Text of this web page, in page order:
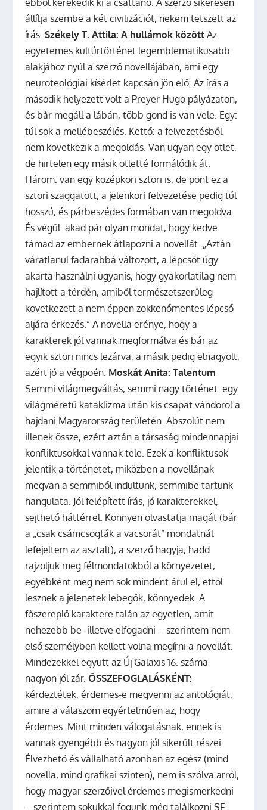
ebből kerekedik ki a csattanó. A szerző sikeresen
állítja szembe a két civilizációt, nekem tetszett az
írás.Székely T. Attila: A hullámok között Az
egyetemes kultúrtörténet legemblematikusabb
alakjához nyúl a szerző novellájában, ami egy
neuroteológiai kísérlet kapcsán jön elő. Az írás a
második helyezett volt a Preyer Hugo pályázaton,
és bár megáll a lábán, több gond is van vele. Egy:
túl sok a mellébeszélés. Kettő: a felvezetésből
nem következik a megoldás. Van ugyan egy ötlet,
de hirtelen egy másik ötletté formálódik át.
Három: van egy középkori sztori is, de pont ez a
sztori szaggatott, a jelenkori felvezetése pedig túl
hosszú, és párbeszédes formában van megoldva.
És végül: akad pár olyan mondat, hogy kedve
támad az embernek átlapozni a novellát. „Aztán
váratlanul fadarabbá változott, a lépcsőt úgy
akarta használni ugyanis, hogy gyakorlatilag nem
hajlított a térdén, amiből természetszerűleg
következett a nem éppen zökkenőmentes lépcső
aljára érkezés.” A novella erénye, hogy a
karakterek jól vannak megformálva és bár az
egyik sztori nincs lezárva, a másik pedig elnagyolt,
azért jó a végpoén. Moskát Anita: Talentum
Semmi világmegváltás, semmi nagy történet: egy
világméretű kataklizma után kis csapat vándorol a
hajdani Magyarország területén. Abszolút nem
illenek össze, ezért aztán a társaság mindennapjai
konfliktusokkal vannak tele. Ezek a konfliktusok
jelentik a történetet, miközben a novellának
megvan a semmiből indultunk, semmibe tartunk
hangulata. Jól felépített írás, jó karakterekkel,
sejthető háttérrel. Könnyen olvastatja magát (bár
a „csak csámcsogták a vacsorát” mondatnál
lefejeltem az asztalt), a szerző hagyja, hadd
rajzoljuk meg félmondatokból a környezetet,
egyébként meg nem sok mindent árul el, ettől
lesznek a jelenetek lebegők, könnyedek. A
főszereplő karaktere talán az egyetlen, amit
nehezebb be- illetve elfogadni – szerintem nem
első személyben kellett volna megírni a novellát.
Mindezekkel együtt az Új Galaxis 16. száma
nagyon jól zár.ÖSSZEFOGLALÁSKÉNT:
kérdeztétek, érdemes-e megvenni az antológiát,
amire a válaszom egyértelműen az, hogy
érdemes. Mint minden válogatásnak, ennek is
vannak gyengébb és nagyon jól sikerült részei.
Élvezhető és vállalható azonban az egész (mind
novella, mind grafikai szinten), nem is szólva arról,
hogy magyar szerzőivel érdemes megismerkedni
– szerintem sokukkal fogunk még találkozni SF-